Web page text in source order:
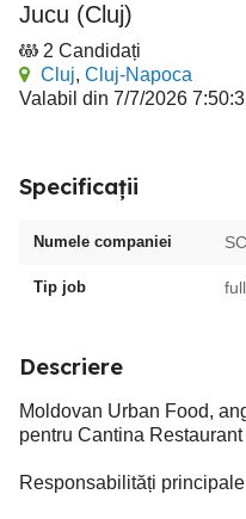
Jucu (Cluj)
2 Candidați
Cluj, Cluj-Napoca
Valabil din 7/7/2026
Specificații
Numele companiei
Tip job
Descriere
Moldovan Urban Food,
pentru Cantina
Responsabilități principale